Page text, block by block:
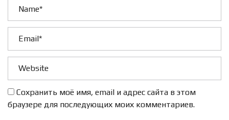
Сохранить моё имя, email и адрес сайта в этом
браузере для последующих моих комментариев.